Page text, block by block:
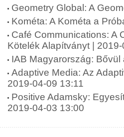
Geometry Global: A
Kométa: A Kométa a
Café Communications: A
Kötelék Alapítványt |
IAB Magyarország:
Adaptive Media: Az
2019-04-09 13:11
Positive Adamsky:
2019-04-03 13:00